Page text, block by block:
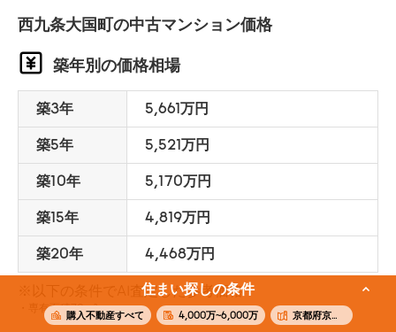
西九条大国町の中古マンション価格
築年別の価格相場
築3年 5,661万円
築5年 5,521万円
築10年 5,170万円
築15年 4,819万円
築20年 4,468万円
※以下の条件でAI査定した参考価格
専有面積70m²
住まい探しの条件
購入不動産すべて 4,000万~6,000万 京都府京都市南区西九条大国町